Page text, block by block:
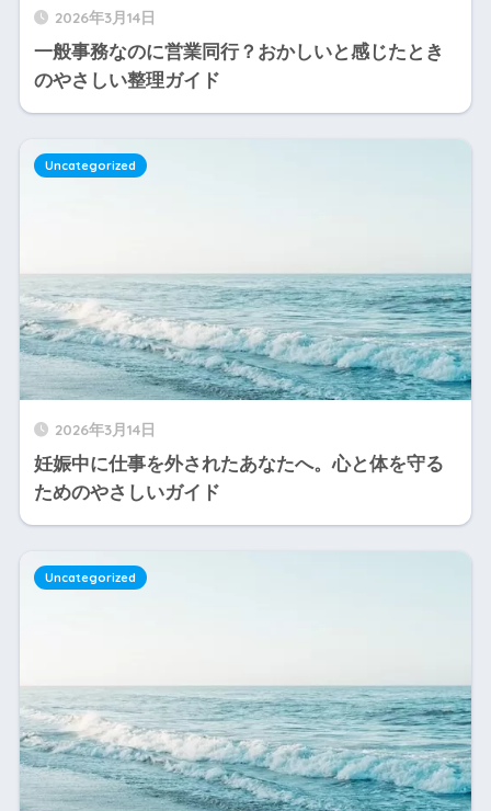
2026年3月14日
一般事務なのに営業同行？おかしいと感じたとき
のやさしい整理ガイド
2026年3月14日
妊娠中に仕事を外されたあなたへ。心と体を守る
ためのやさしいガイド
Uncategorized
Uncategorized